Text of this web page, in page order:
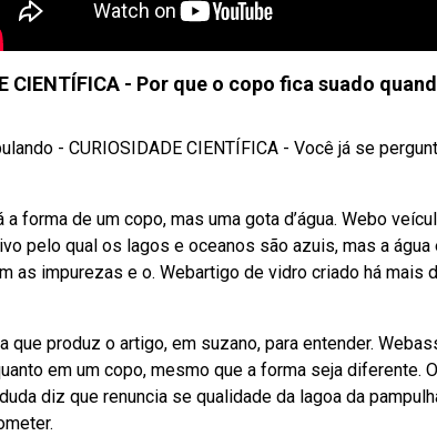
CIENTÍFICA - Por que o copo fica suado
- CURIOSIDADE CIENTÍFICA - Você já se
a forma de um copo, mas uma gota d’água. Webo
pelo qual os lagos e oceanos são azuis, mas a
as impurezas e o. Webartigo de vidro criado há mais
que produz o artigo, em suzano, para entender.
em um copo, mesmo que a forma seja diferente.
diz que renuncia se qualidade da lagoa da